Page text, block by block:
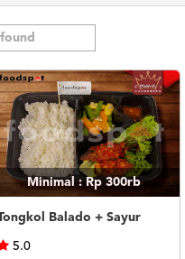
Minimal : Rp 300rb
Balado + Sayur
5.0